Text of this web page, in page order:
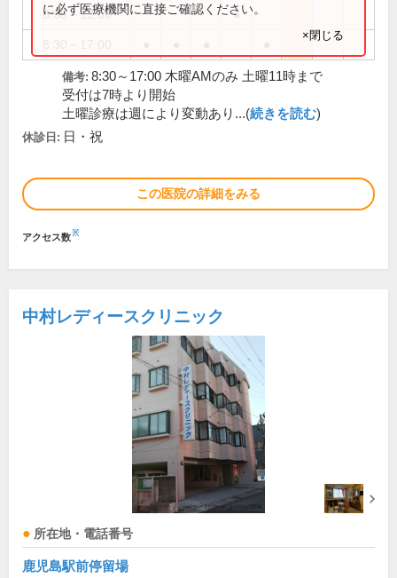
8:30～12:00 ●
に必ず医療機関に直接ご確認ください。
×閉じる
備考: 8:30～17:00 木曜AMのみ 土曜11時まで
受付は7時より開始
土曜診療は週により変動あり...(続きを読む)
休診日: 日・祝
この医院の詳細をみる
アクセス数※
中村レディースクリニック
所在地・電話番号
鹿児島駅前停留場